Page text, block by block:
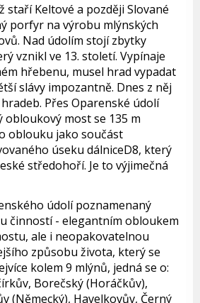
staří Keltové a později Slované
porfyr na výrobu mlýnských
Nad údolím stojí zbytky
vznikl ve 13. století. Vypínaje
hřebenu, musel hrad vypadat
slávy impozantně. Dnes z něj
Přes Oparenské údolí
obloukový most se 135 m
oblouku jako součást
úseku dálniceD8, který
středohoří. Je to výjimečná
údolí poznamenaný
činností - elegantním obloukem
ale i neopakovatelnou
způsobu života, který se
kolem 9 mlýnů, jedná se o:
Borečský (Horáčkův),
(Německý), Havelkovův, Černý